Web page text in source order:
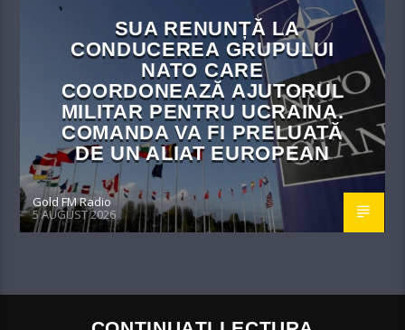
SUA RENUNȚĂ LA
CONDUCEREA GRUPULUI
NATO CARE
COORDONEAZĂ AJUTORUL
MILITAR PENTRU UCRAINA.
COMANDA VA FI PRELUATĂ
DE UN ALIAT EUROPEAN
Gold FM Radio
5 AUGUST 2026